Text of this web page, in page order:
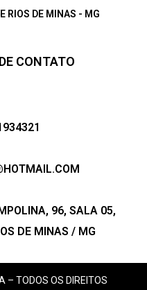
RIOS DE MINAS - MG
CONTATO
96, SALA 05,
DE MINAS / MG
– TODOS OS DIREITOS